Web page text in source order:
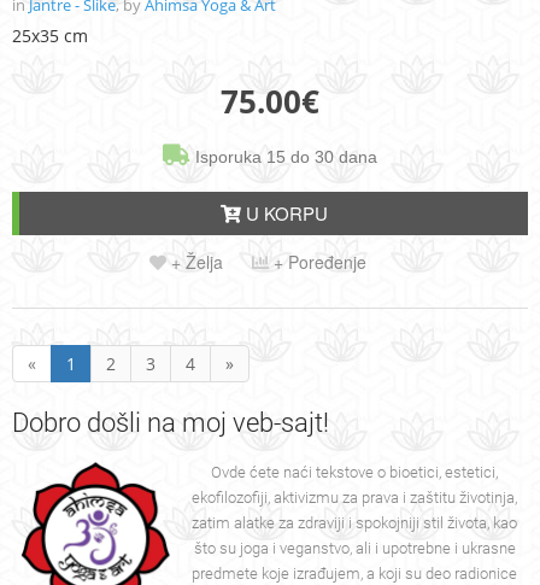
in Jantre - Slike, byAhimsa Yoga & Art
25x35 cm
75.00€
Isporuka 15 do 30 dana
U KORPU
+ Želja + Poređenje
« 1 2 3 4 »
Dobro došli na moj veb-sajt!
Ovde ćete naći tekstove o bioetici, estetici,
ekofilozofiji, aktivizmu za prava i zaštitu životinja,
zatim alatke za zdraviji i spokojniji stil života, kao
što su joga i veganstvo, ali i upotrebne i ukrasne
predmete koje izrađujem, a koji su deo radionice